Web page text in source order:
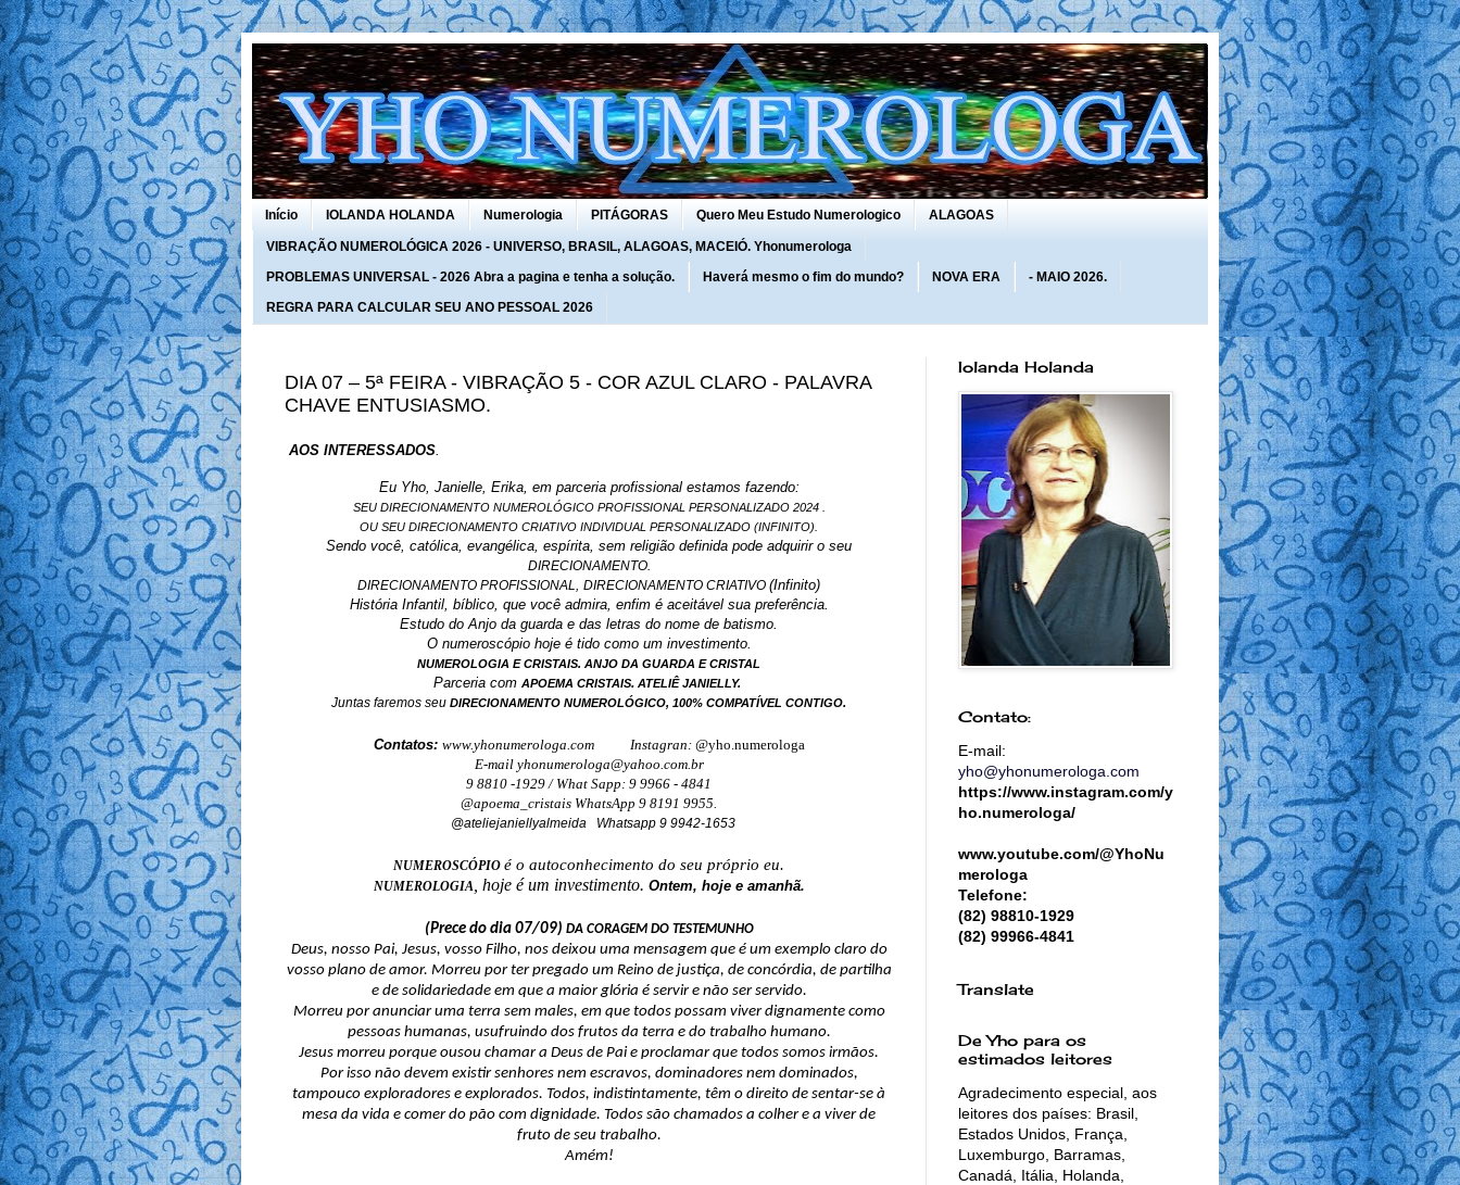
Início IOLANDA HOLANDA Numerologia PITÁGORAS Quero Meu Estudo Numerologico ALAGOAS
VIBRAÇÃO NUMEROLÓGICA 2026 - UNIVERSO, BRASIL, ALAGOAS, MACEIÓ. Yhonumerologa
PROBLEMAS UNIVERSAL - 2026 Abra a pagina e tenha a solução. Haverá mesmo o fim do mundo? NOVA ERA - MAIO 2026.
REGRA PARA CALCULAR SEU ANO PESSOAL 2026
DIA 07 – 5ª FEIRA - VIBRAÇÃO 5 - COR AZUL CLARO - PALAVRA
CHAVE ENTUSIASMO.
AOS INTERESSADOS
Eu Yho, Janielle, Erika, em parceria profissional estamos fazendo:
SEU DIRECIONAMENTO NUMEROLÓGICO PROFISSIONAL PERSONALIZADO 2024 .
OU SEU DIRECIONAMENTO CRIATIVO INDIVIDUAL PERSONALIZADO (INFINITO).
Sendo você, católica, evangélica, espírita, sem religião definida pode adquirir o seu
DIRECIONAMENTO.
DIRECIONAMENTO PROFISSIONAL, DIRECIONAMENTO CRIATIVO (Infinito)
História Infantil, bíblico, que você admira, enfim é aceitável sua preferência.
Estudo do Anjo da guarda e das letras do nome de batismo.
O numeroscópio hoje é tido como um investimento.
NUMEROLOGIA E CRISTAIS. ANJO DA GUARDA E CRISTAL
Parceria com APOEMA CRISTAIS. ATELIÊ JANIELLY.
Juntas faremos seu DIRECIONAMENTO NUMEROLÓGICO, 100% COMPATÍVEL CONTIGO.
Contatos: www.yhonumerologa.comInstagran: @yho.numerologa
E-mail yhonumerologa@yahoo.com.br
9 8810 -1929 / What Sapp: 9 9966 - 4841
@apoema_cristais WhatsApp 9 8191 9955.
@ateliejaniellyalmeida Whatsapp 9 9942-1653
NUMEROSCÓPIO é o autoconhecimento do seu próprio eu.
NUMEROLOGIA , hoje é um investimento. Ontem, hoje e amanhã.
(Prece do dia 07/09) DA CORAGEM DO TESTEMUNHO
Deus, nosso Pai, Jesus, vosso Filho, nos deixou uma mensagem que é um exemplo claro do
vosso plano de amor. Morreu por ter pregado um Reino de justiça, de concórdia, de partilha
e de solidariedade em que a maior glória é servir e não ser servido.
Morreu por anunciar uma terra sem males, em que todos possam viver dignamente como
pessoas humanas, usufruindo dos frutos da terra e do trabalho humano.
Jesus morreu porque ousou chamar a Deus de Pai e proclamar que todos somos irmãos.
Por isso não devem existir senhores nem escravos, dominadores nem dominados,
tampouco exploradores e explorados. Todos, indistintamente, têm o direito de sentar-se à
mesa da vida e comer do pão com dignidade. Todos são chamados a colher e a viver de
fruto de seu trabalho.
Amém!
Iolanda Holanda
Contato:
E-mail:
yho@yhonumerologa.com
https://www.instagram.com/y
ho.numerologa/
www.youtube.com/@YhoNu
merologa
Telefone:
(82) 98810-1929
(82) 99966-4841
Translate
De Yho para os
estimados leitores
Agradecimento especial, aos
leitores dos países: Brasil,
Estados Unidos, França,
Luxemburgo, Barramas,
Canadá, Itália, Holanda,